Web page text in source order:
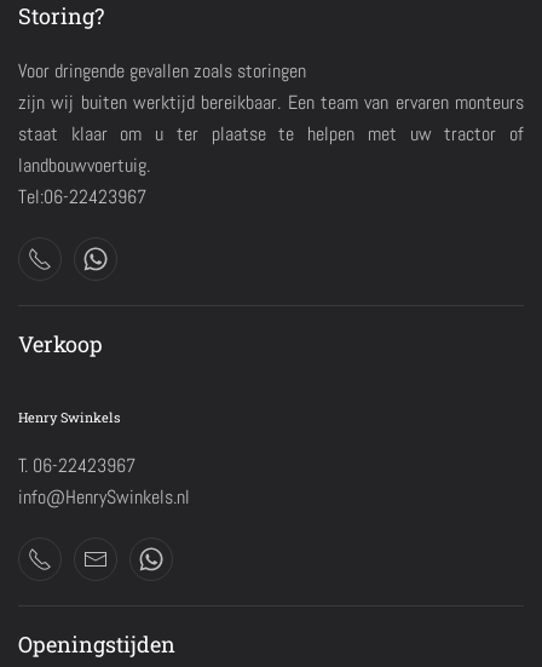
Storing?
Voor dringende gevallen zoals storingen
zijn wij buiten werktijd bereikbaar. Een team van ervaren monteurs
staat klaar om u ter plaatse te helpen met uw tractor of
landbouwvoertuig.
Tel:06-22423967
Verkoop
Henry Swinkels
T. 06-22423967
info@HenrySwinkels.nl
Openingstijden